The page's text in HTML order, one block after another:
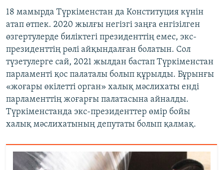
18 мамырда Түркіменстан да Конституция күнін
атап өтпек. 2020 жылғы негізгі заңға енгізілген
өзгертулерде биліктегі президенттің емес, экс-
президенттің рөлі айқындалған болатын. Сол
түзетулерге сай, 2021 жылдан бастап Түркіменстан
парламенті қос палаталы болып құрылды. Бұрынғы
«жоғары өкілетті орган» халық мәслихаты енді
парламенттің жоғарғы палатасына айналды.
Түркіменстанда экс-президенттер өмір бойы
халық мәслихатының депутаты болып қалмақ.